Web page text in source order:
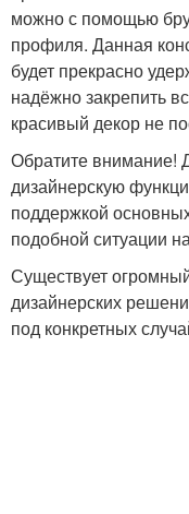
можно с помощью
профиля. Данная
будет прекрасно
надёжно закрепить
красивый декор не
Обратите внимание!
дизайнерскую
поддержкой
подобной ситуации
Существует
дизайнерских
под конкретных